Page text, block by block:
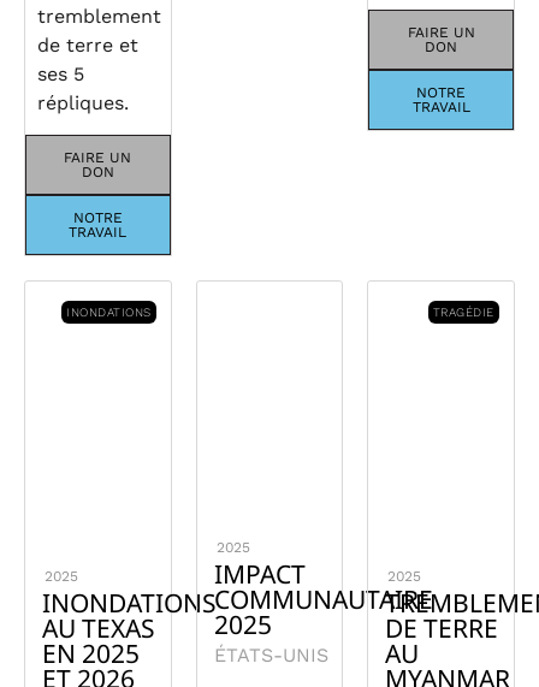
tremblement
de terre et
ses 5
répliques.
FAIRE UN
DON
NOTRE
TRAVAIL
FAIRE UN
DON
NOTRE
TRAVAIL
INONDATIONS
2025
INONDATIONS
AU TEXAS
EN 2025
ET 2026
2025
IMPACT
COMMUNAUTAIRE
2025
ÉTATS-UNIS
TRAGÉDIE
2025
DE TERRE
AU
MYANMAR